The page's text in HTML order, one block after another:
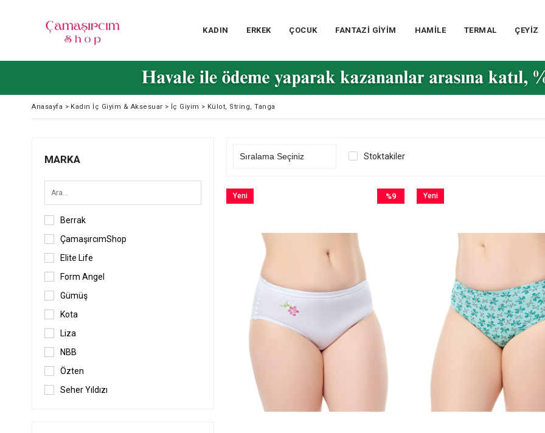
KADIN ERKEK ÇOCUK FANTAZİ GİYİM HAMİLE TERMAL ÇEYİZ
Anasayfa > Kadın İç Giyim & Aksesuar > İç Giyim > Külot, String, Tanga
MARKA
Berrak
ÇamaşırcımShop
Elite Life
Form Angel
Gümüş
Kota
Liza
NBB
Özten
Seher Yıldızı
Stoktakiler
%9
Yeni
Yeni